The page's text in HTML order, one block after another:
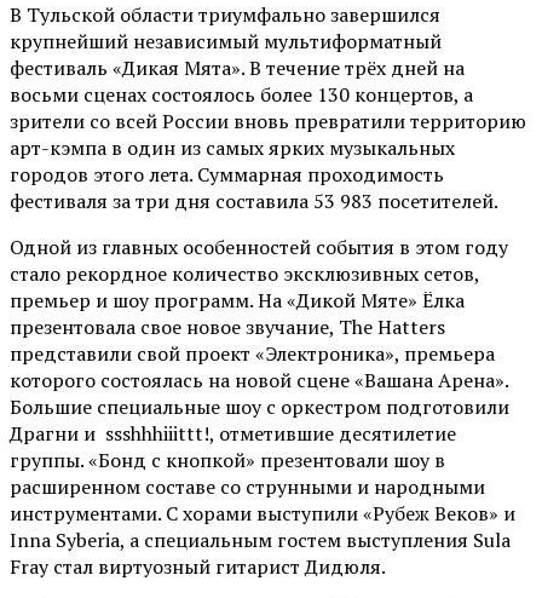
В Тульской области триумфально завершился
крупнейший независимый мультиформатный
фестиваль «Дикая Мята». В течение трёх дней на
восьми сценах состоялось более 130 концертов, а
зрители со всей России вновь превратили территорию
арт-кэмпа в один из самых ярких музыкальных
городов этого лета. Суммарная проходимость
фестиваля за три дня составила 53 983 посетителей.
Одной из главных особенностей события в этом году
стало рекордное количество эксклюзивных сетов,
премьер и шоу программ. На «Дикой Мяте» Ёлка
презентовала свое новое звучание, The Hatters
представили свой проект «Электроника», премьера
которого состоялась на новой сцене «Вашана Арена».
Большие специальные шоу с оркестром подготовили
Драгни и ssshhhiiittt!, отметившие десятилетие
группы. «Бонд с кнопкой» презентовали шоу в
расширенном составе со струнными и народными
инструментами. С хорами выступили «Рубеж Веков» и
Inna Syberia, а специальным гостем выступления Sula
Fray стал виртуозный гитарист Дидюля.